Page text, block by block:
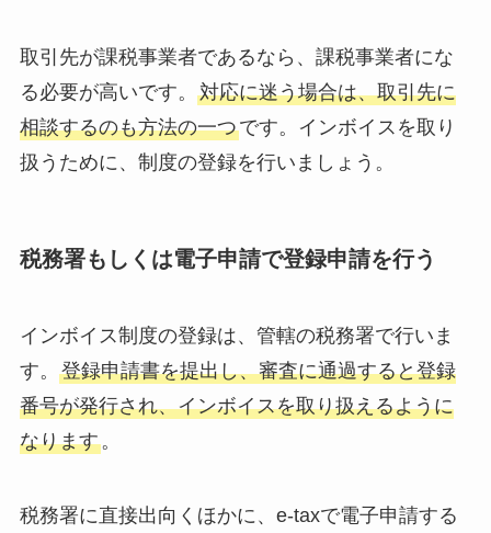
取引先が課税事業者であるなら、課税事業者にな
る必要が高いです。 対応に迷う場合は、取引先に
相談するのも方法の一つです。インボイスを取り
扱うために、制度の登録を行いましょう。
税務署もしくは電子申請で登録申請を行う
インボイス制度の登録は、管轄の税務署で行いま
す。 登録申請書を提出し、審査に通過すると登録
番号が発行され、インボイスを取り扱えるように
なります。
税務署に直接出向くほかに、e-taxで電子申請する